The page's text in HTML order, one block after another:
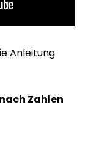
Anleitung
Zahlen